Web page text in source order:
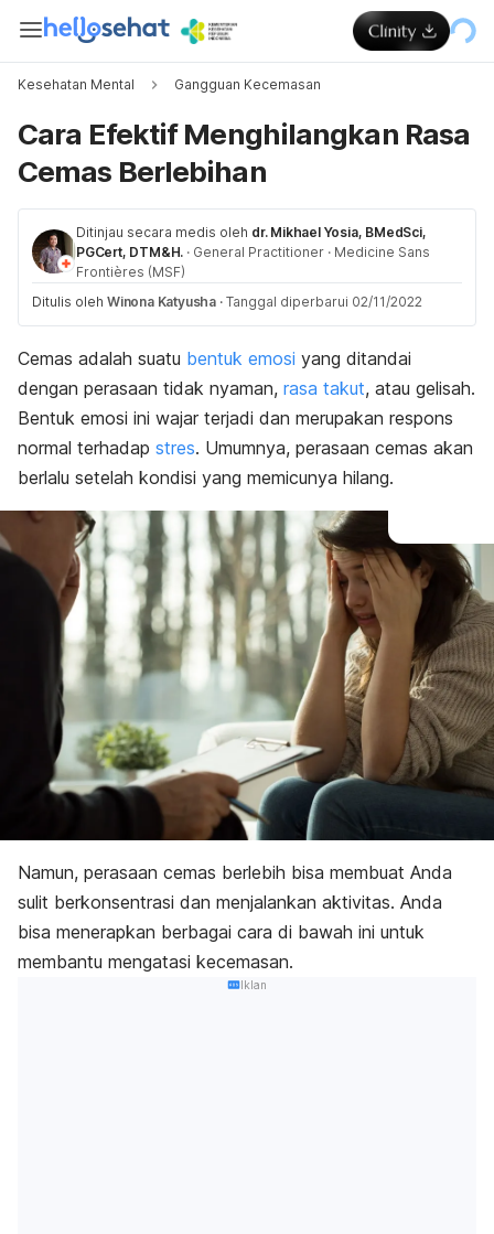
Kesehatan Mental Gangguan Kecemasan
Cara Efektif Menghilangkan Rasa
Cemas Berlebihan
Ditinjau secara medis oleh dr. Mikhael Yosia, BMedSci,
PGCert, DTM&H. · General Practitioner · Medicine Sans
Frontières (MSF)
Ditulis oleh Winona Katyusha · Tanggal diperbarui 02/11/2022
Cemas adalah suatu bentuk emosi yang ditandai
dengan perasaan tidak nyaman, rasa takut, atau gelisah.
Bentuk emosi ini wajar terjadi dan merupakan respons
normal terhadap stres. Umumnya, perasaan cemas akan
berlalu setelah kondisi yang memicunya hilang.
Namun, perasaan cemas berlebih bisa membuat Anda
sulit berkonsentrasi dan menjalankan aktivitas. Anda
bisa menerapkan berbagai cara di bawah ini untuk
membantu mengatasi kecemasan.
Iklan